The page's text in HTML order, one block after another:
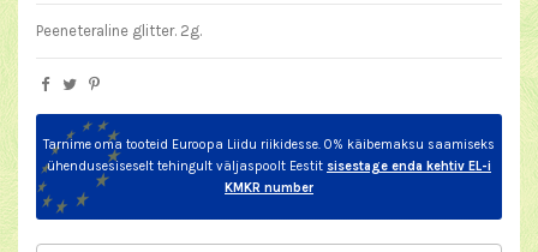
Peeneteraline glitter. 2g.
Tarnime oma tooteid Euroopa Liidu riikidesse. 0% käibemaksu saamiseks
ühendusesiseselt tehingult väljaspoolt Eestit sisestage enda kehtiv EL-i
KMKR number